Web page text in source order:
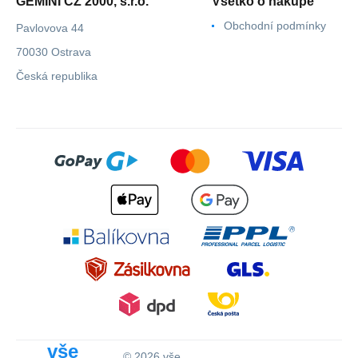
Pavlovova 44
70030 Ostrava
Česká republika
Obchodní podmínky
vše